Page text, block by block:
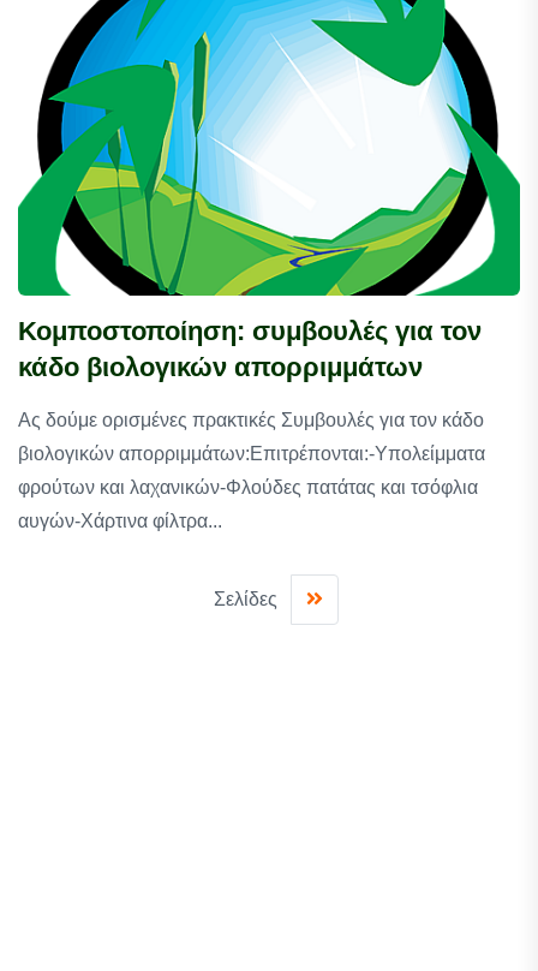
Κομποστοποίηση: συμβουλές για τον
κάδο βιολογικών απορριμμάτων
Ας δούμε ορισμένες πρακτικές Συμβουλές για τον κάδο
βιολογικών απορριμμάτων:Επιτρέπονται:-Υπολείμματα
φρούτων και λαχανικών-Φλούδες πατάτας και τσόφλια
αυγών-Χάρτινα φίλτρα...
Σελίδες